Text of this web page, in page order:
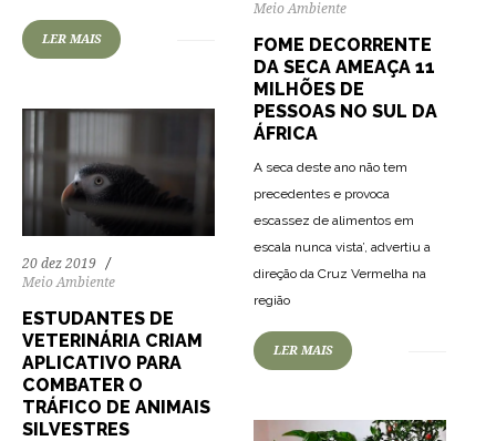
LER MAIS
Meio Ambiente
FOME DECORRENTE
DA SECA AMEAÇA 11
MILHÕES DE
PESSOAS NO SUL DA
ÁFRICA
A seca deste ano não tem
precedentes e provoca
escassez de alimentos em
escala nunca vista’, advertiu a
direção da Cruz Vermelha na
região
LER MAIS
20 dez 2019
Meio Ambiente
ESTUDANTES DE
VETERINÁRIA CRIAM
APLICATIVO PARA
COMBATER O
TRÁFICO DE ANIMAIS
SILVESTRES